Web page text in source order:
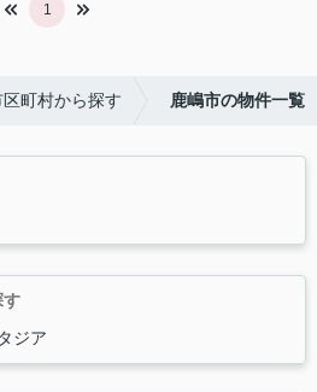
1
区町村から探す 鹿嶋市の物件一覧
す
ジア